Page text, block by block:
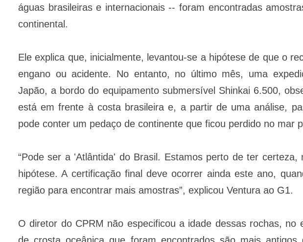
águas brasileiras e internacionais -- foram encontradas
continental.
Ele explica que, inicialmente, levantou-se a hipótese de que o
engano ou acidente. No entanto, no último mês, uma
Japão, a bordo do equipamento submersível Shinkai 6.500,
está em frente à costa brasileira e, a partir de uma análise,
pode conter um pedaço de continente que ficou perdido no mar
“Pode ser a 'Atlântida' do Brasil. Estamos perto de ter certeza,
hipótese. A certificação final deve ocorrer ainda este ano,
região para encontrar mais amostras”, explicou Ventura ao G1.
O diretor do CPRM não especificou a idade dessas rochas, no